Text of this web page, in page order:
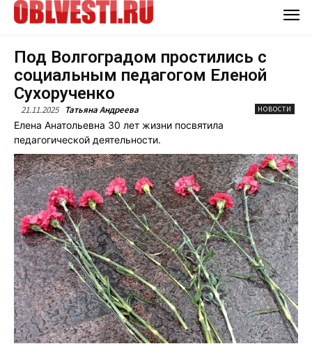
Под Волгоградом простились с
социальным педагогом Еленой
Сухорученко
21.11.2025 Татьяна Андреева НОВОСТИ
Елена Анатольевна 30 лет жизни посвятила
педагогической деятельности.